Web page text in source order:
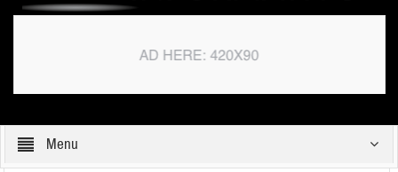
Menu